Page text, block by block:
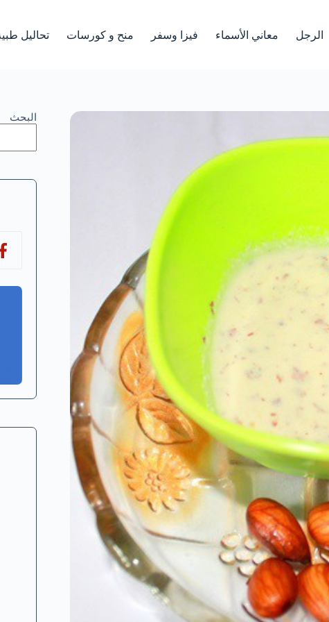
الرجل معاني الأسماء فيزا وسفر منح و كورسات تحاليل
البحث